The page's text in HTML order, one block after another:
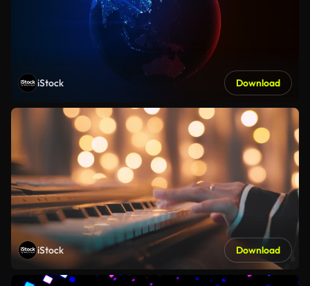
iStock Download
iStock Download